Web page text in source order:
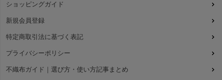
ショッピングガイド
新規会員登録
特定商取引法に基づく表記
プライバシーポリシー
不織布ガイド｜選び方・使い方記事まとめ